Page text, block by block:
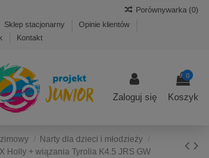
Sklep stacjonarny
Opinie klientów
Kontakt
Porównywarka (0)
Zaloguj się
0
Koszyk
Narty dla dzieci i młodzieży
Holly + wiązania Tyrolia K4.5 JRS GW